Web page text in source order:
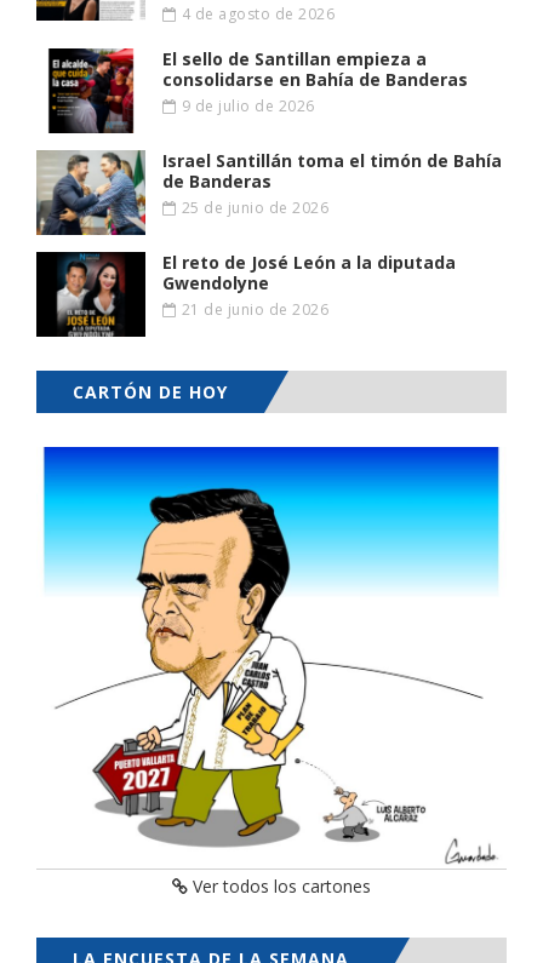
4 de agosto de 2026
El sello de Santillan empieza a
consolidarse en Bahía de Banderas
9 de julio de 2026
Israel Santillán toma el timón de Bahía
de Banderas
25 de junio de 2026
El reto de José León a la diputada
Gwendolyne
21 de junio de 2026
CARTÓN DE HOY
Ver todos los cartones